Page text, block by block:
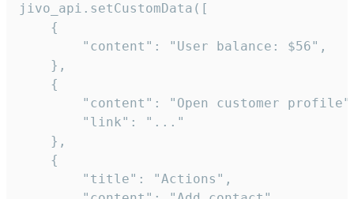
jivo_api.setCustomData([
    {
        "content": "User balance: $56",
    },
    {
"content": "Open customer
        "link": "..."
    },
    {
        "title": "Actions",